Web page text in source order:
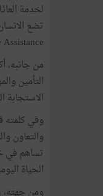
لخدمة
تضع
التأمين
الاستجابة
والتعاون
تساهم في
الحياة